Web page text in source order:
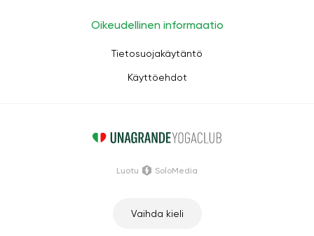
Oikeudellinen informaatio
Tietosuojakäytäntö
Käyttöehdot
Vaihda kieli
Luotu SoloMedia